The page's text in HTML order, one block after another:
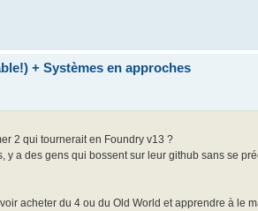
+ Systèmes en approches
2 qui tournerait en Foundry v13 ?
a des gens qui bossent sur leur github sans se
acheter du 4 ou du Old World et apprendre à le